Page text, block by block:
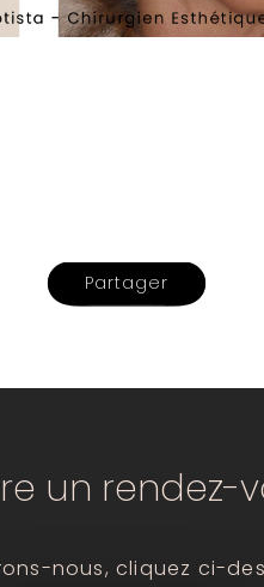
Partager
un rendez-
nous, cliquez ci-